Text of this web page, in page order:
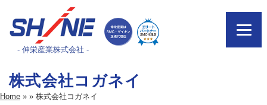
- 伸栄産業株式会社 -
株式会社コガネイ
Home » » 株式会社コガネイ